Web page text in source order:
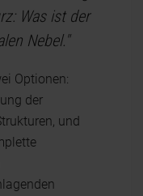
Was ist der
Nebel."
Optionen:
der
und